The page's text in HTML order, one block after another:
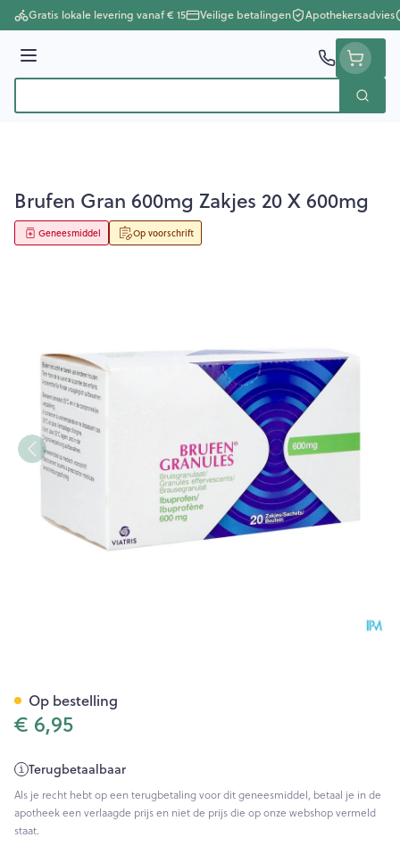
Ga naar de inhoud
Gratis lokale levering vanaf € 15 Veilige betalingen Apothekersadvies
Menu
Zoek
Brufen Gran 600mg Zakjes 20 X 600mg
Op voorschrift
Geneesmiddel
€ 6,95
Terugbetaalbaar
Als je recht hebt op een terugbetaling voor dit geneesmiddel, betaal je in de
apotheek een verlaagde prijs en niet de prijs die op onze webshop vermeld
staat.
Op bestelling